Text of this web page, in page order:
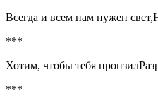
Всегда и всем нам нужен
***
Хотим, чтобы тебя
***